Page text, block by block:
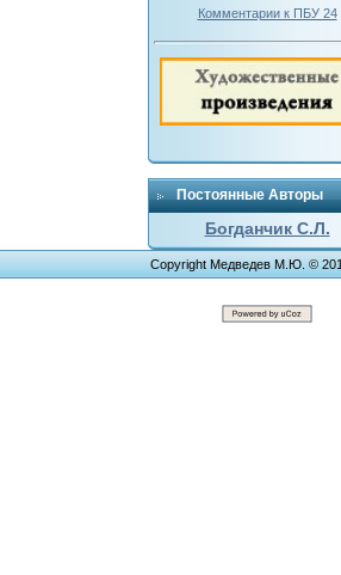
Комментарии к ПБУ 24
Постоянные Авторы
Богданчик С.Л.
Copyright Медведев М.Ю. ©